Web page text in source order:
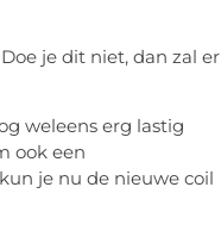
je dit niet, dan zal er
weleens erg lastig
ook een
je nu de nieuwe coil